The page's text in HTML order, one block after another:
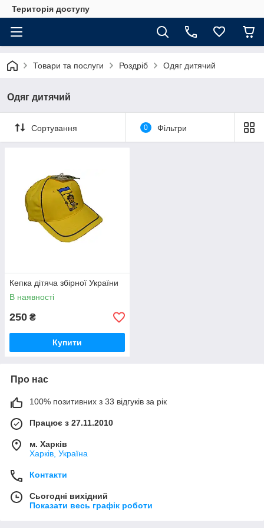
Територія доступу
Товари та послуги Роздріб Одяг дитячий
Одяг дитячий
Сортування 0 Фільтри
Кепка дітяча збірної України
В наявності
250 ₴
Купити
Про нас
100% позитивних з 33 відгуків за рік
Працює з 27.11.2010
м. Харків
Харків, Україна
Контакти
Сьогодні вихідний
Показати весь графік роботи